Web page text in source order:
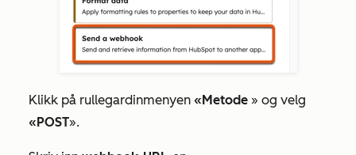
Klikk på rullegardinmenyen «Metode » og velg
«POST».